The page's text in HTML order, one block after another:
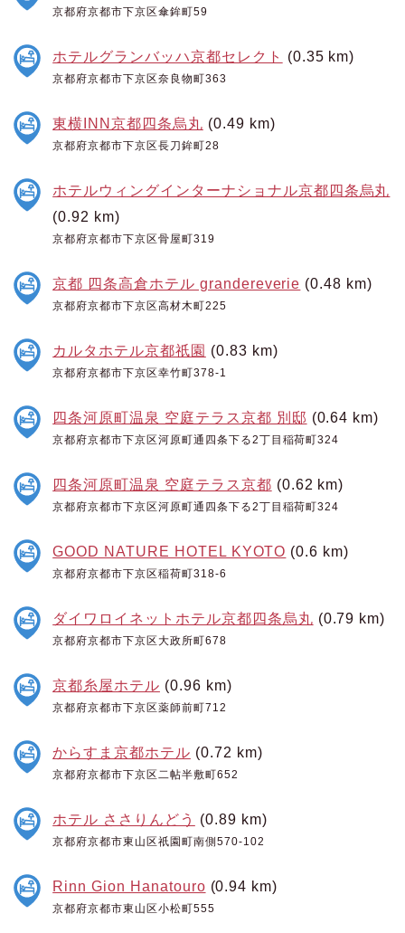
京都府京都市下京区傘鉾町59
ホテルグランバッハ京都セレクト (0.35 km)
京都府京都市下京区奈良物町363
東横INN京都四条烏丸 (0.49 km)
京都府京都市下京区長刀鉾町28
ホテルウィングインターナショナル京都四条烏丸
(0.92 km)
京都府京都市下京区骨屋町319
京都 四条高倉ホテル grandereverie (0.48 km)
京都府京都市下京区高材木町225
カルタホテル京都祇園 (0.83 km)
京都府京都市下京区幸竹町378-1
四条河原町温泉 空庭テラス京都 別邸 (0.64 km)
京都府京都市下京区河原町通四条下る2丁目稲荷町324
四条河原町温泉 空庭テラス京都 (0.62 km)
京都府京都市下京区河原町通四条下る2丁目稲荷町324
GOOD NATURE HOTEL KYOTO (0.6 km)
京都府京都市下京区稲荷町318-6
ダイワロイネットホテル京都四条烏丸 (0.79 km)
京都府京都市下京区大政所町678
京都糸屋ホテル (0.96 km)
京都府京都市下京区薬師前町712
からすま京都ホテル (0.72 km)
京都府京都市下京区二帖半敷町652
ホテル ささりんどう (0.89 km)
京都府京都市東山区祇園町南側570-102
Rinn Gion Hanatouro (0.94 km)
京都府京都市東山区小松町555